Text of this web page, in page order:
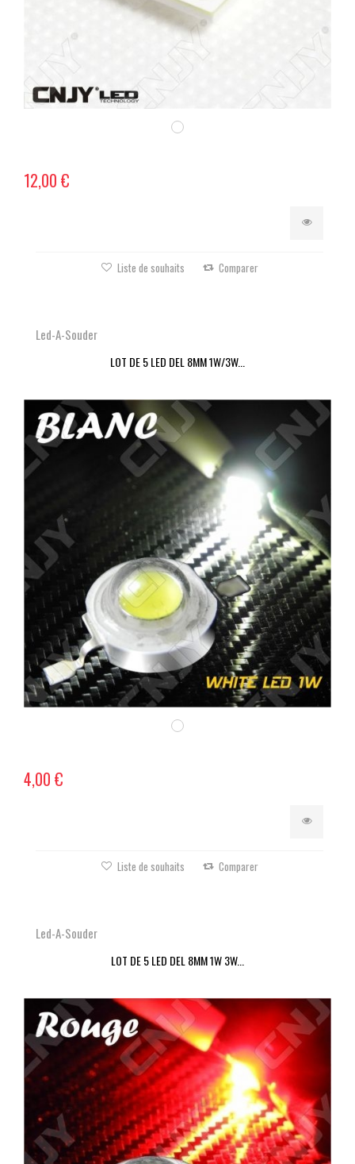
12,00 €
Liste de souhaits Comparer
Led-A-Souder
LOT DE 5 LED DEL 8MM 1W/3W...
4,00 €
Liste de souhaits Comparer
Led-A-Souder
LOT DE 5 LED DEL 8MM 1W 3W...